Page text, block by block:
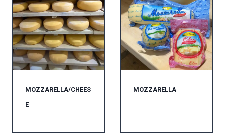
MOZZARELLA/CHEES
E
MOZZARELLA